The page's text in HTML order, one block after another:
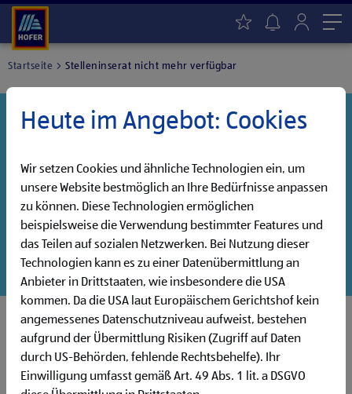
Startseite Stelleninserat nicht mehr verfügbar
haben noch weitere Jobs, die auf dich warten!
Danke für dein Interesse!
Entdecke unsere offenen Jobs oder abonniere deinen
persönlichen Jobalarm:
Jobsuche Jobalarm
Heute im Angebot: Cookies
Wir setzen Cookies und ähnliche Technologien ein, um
unsere Website bestmöglich an Ihre Bedürfnisse anpassen
zu können. Diese Technologien ermöglichen
beispielsweise die Verwendung bestimmter Features und
das Teilen auf sozialen Netzwerken. Bei Nutzung dieser
Technologien kann es zu einer Datenübermittlung an
Anbieter in Drittstaaten, wie insbesondere die USA
kommen. Da die USA laut Europäischem Gerichtshof kein
angemessenes Datenschutzniveau aufweist, bestehen
aufgrund der Übermittlung Risiken (Zugriff auf Daten
durch US-Behörden, fehlende Rechtsbehelfe). Ihr
Einwilligung umfasst gemäß Art. 49 Abs. 1 lit. a DSGVO